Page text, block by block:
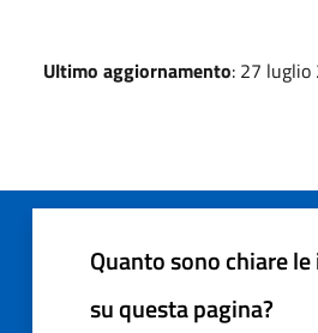
Ultimo aggiornamento: 27
Quanto sono chiare
su questa pagina?